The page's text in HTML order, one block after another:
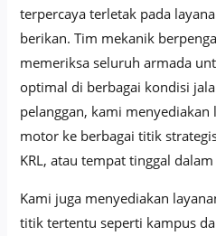
terpercaya terletak pada
berikan. Tim mekanik
memeriksa seluruh armada
optimal di berbagai kondisi
pelanggan, kami
motor ke berbagai titik
KRL, atau tempat tinggal
Kami juga menyediakan
titik tertentu seperti kampus